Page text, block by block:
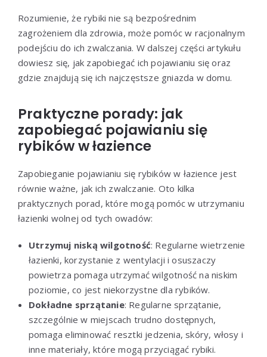
Rozumienie, że rybiki nie są bezpośrednim
zagrożeniem dla zdrowia, może pomóc w racjonalnym
podejściu do ich zwalczania. W dalszej części artykułu
dowiesz się, jak zapobiegać ich pojawianiu się oraz
gdzie znajdują się ich najczęstsze gniazda w domu.
Praktyczne porady: jak
zapobiegać pojawianiu się
rybików w łazience
Zapobieganie pojawianiu się rybików w łazience jest
równie ważne, jak ich zwalczanie. Oto kilka
praktycznych porad, które mogą pomóc w utrzymaniu
łazienki wolnej od tych owadów:
Utrzymuj niską wilgotność: Regularne wietrzenie
łazienki, korzystanie z wentylacji i osuszaczy
powietrza pomaga utrzymać wilgotność na niskim
poziomie, co jest niekorzystne dla rybików.
Dokładne sprzątanie: Regularne sprzątanie,
szczególnie w miejscach trudno dostępnych,
pomaga eliminować resztki jedzenia, skóry, włosy i
inne materiały, które mogą przyciągać rybiki.